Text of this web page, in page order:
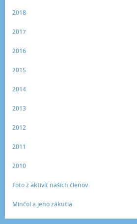
2018
2017
2016
2015
2014
2013
2012
2011
2010
Foto z aktivít naších členov
Minčol a jeho zákutia